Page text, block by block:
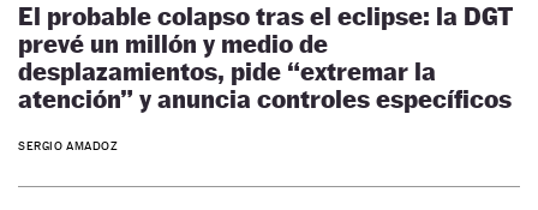
El probable colapso tras el eclipse: la DGT
prevé un millón y medio de
desplazamientos, pide “extremar la
atención” y anuncia controles específicos
SERGIO AMADOZ